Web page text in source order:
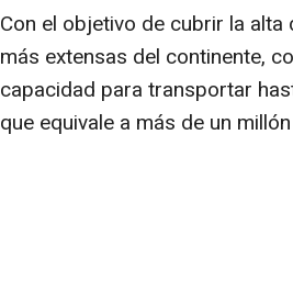
Con el objetivo de cubrir la
más extensas del continente,
capacidad para transportar
que equivale a más de un